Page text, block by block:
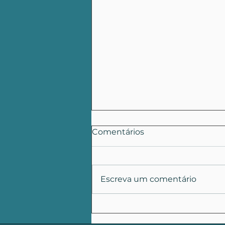
Comentários
Escreva um comentário